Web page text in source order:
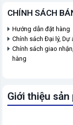
CHÍNH SÁCH
Hướng dẫn đặt hàng
Chính sách Đại lý, Dự
Chính sách giao
hàng
Giới thiệu sản